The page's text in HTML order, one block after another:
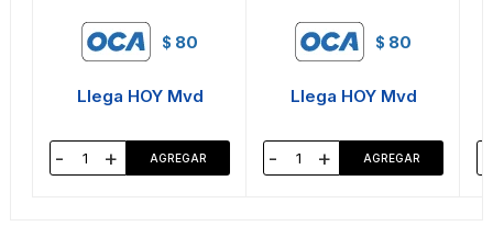
$ 80
Llega HOY Mvd
- +
$ 80
Llega HOY Mvd
- +